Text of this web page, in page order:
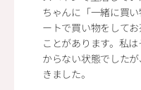
ちゃんに「一緒に買
ートで買い物をして
ことがあります。私
からない状態でした
きました。